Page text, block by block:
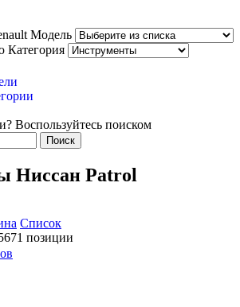
Модель
Категория
Воспользуйтесь поиском
Ниссан Patrol
Список
позиции